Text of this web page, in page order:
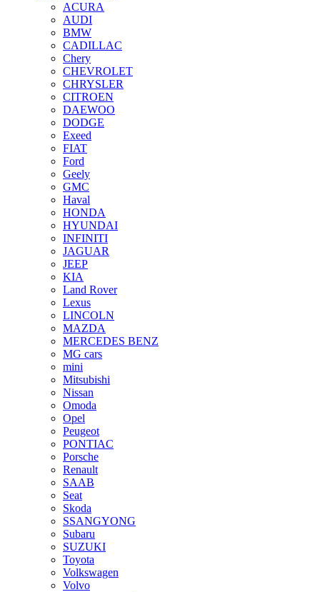
ACURA
AUDI
BMW
CADILLAC
Chery
CHEVROLET
CHRYSLER
CITROEN
DAEWOO
DODGE
Exeed
FIAT
Ford
Geely
GMC
Haval
HONDA
HYUNDAI
INFINITI
JAGUAR
JEEP
KIA
Land Rover
Lexus
LINCOLN
MAZDA
MERCEDES BENZ
MG cars
mini
Mitsubishi
Nissan
Omoda
Opel
Peugeot
PONTIAC
Porsche
Renault
SAAB
Seat
Skoda
SSANGYONG
Subaru
SUZUKI
Toyota
Volkswagen
Volvo